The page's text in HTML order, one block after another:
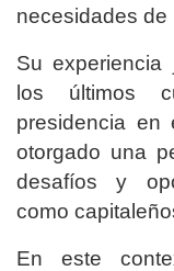
necesidades de
Su experiencia
los últimos
presidencia en
otorgado una
desafíos y
como
En este